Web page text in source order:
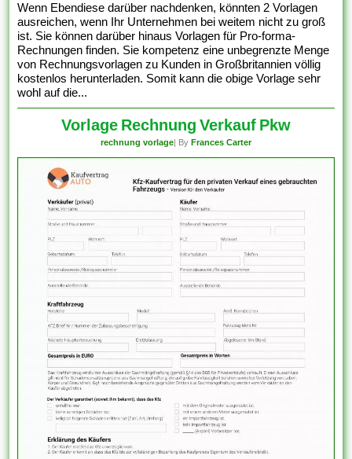
Wenn Ebendiese darüber nachdenken, könnten 2 Vorlagen
ausreichen, wenn Ihr Unternehmen bei weitem nicht zu groß
ist. Sie können darüber hinaus Vorlagen für Pro-forma-
Rechnungen finden. Sie kompetenz eine unbegrenzte Menge
von Rechnungsvorlagen zu Kunden in Großbritannien völlig
kostenlos herunterladen. Somit kann die obige Vorlage sehr
wohl auf die...
Vorlage Rechnung Verkauf Pkw
rechnung vorlage| By Frances Carter